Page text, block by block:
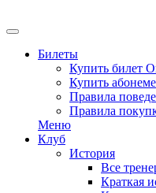
Билеты
Купить билет
Купить
Правила
Правила
Меню
Клуб
История
Все
Краткая